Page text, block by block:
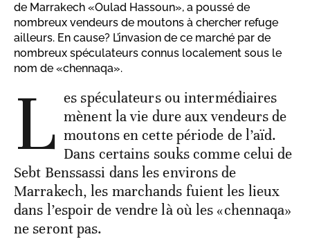
de Marrakech «Oulad Hassoun», a poussé de
nombreux vendeurs de moutons à chercher refuge
ailleurs. En cause? L’invasion de ce marché par de
nombreux spéculateurs connus localement sous le
nom de «chennaqa».
L es spéculateurs ou intermédiaires
mènent la vie dure aux vendeurs de
moutons en cette période de l’aïd.
Dans certains souks comme celui de
Sebt Benssassi dans les environs de
Marrakech, les marchands fuient les lieux
dans l’espoir de vendre là où les «chennaqa»
ne seront pas.